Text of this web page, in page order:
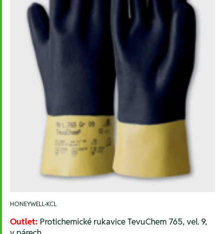
HONEYWELL-KCL
Outlet: Protichemické rukavice TevuChem 765, vel. 9,